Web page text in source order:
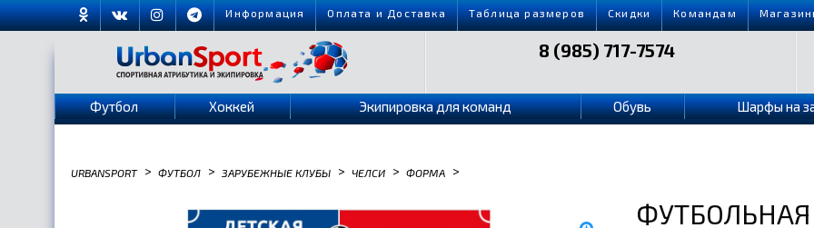
Информация Оплата и Доставка Таблица размеров Скидки Командам
8 (985) 717-7574
Футбол Хоккей Экипировка для команд Обувь Шарфы на
URBANSPORT > ФУТБОЛ > ЗАРУБЕЖНЫЕ КЛУБЫ > ЧЕЛСИ > ФОРМА >